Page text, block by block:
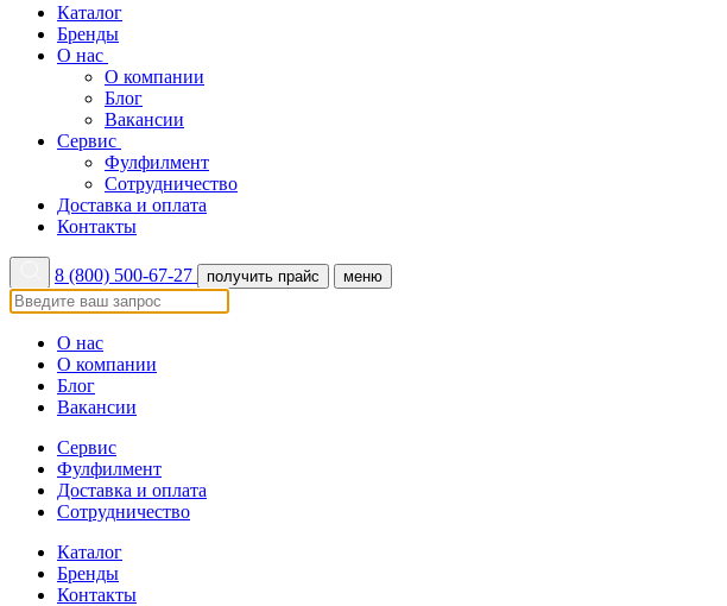
Каталог
Бренды
О нас
О компании
Блог
Вакансии
Сервис
Фулфилмент
Сотрудничество
Доставка и оплата
Контакты
8 (800) 500-67-27 получить прайс меню
О нас
О компании
Блог
Вакансии
Сервис
Фулфилмент
Доставка и оплата
Сотрудничество
Каталог
Бренды
Контакты